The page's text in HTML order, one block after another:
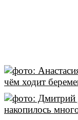
чём ходит
накопилось